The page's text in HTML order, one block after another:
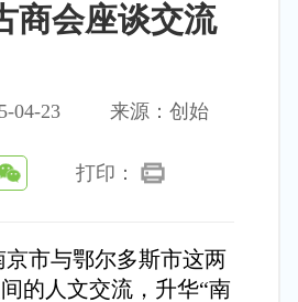
商会座谈交流
04-23
来源：创始
打印：
与鄂尔多斯市这两
的人文交流，升华“南